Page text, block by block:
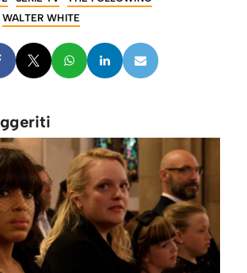
WALTER WHITE